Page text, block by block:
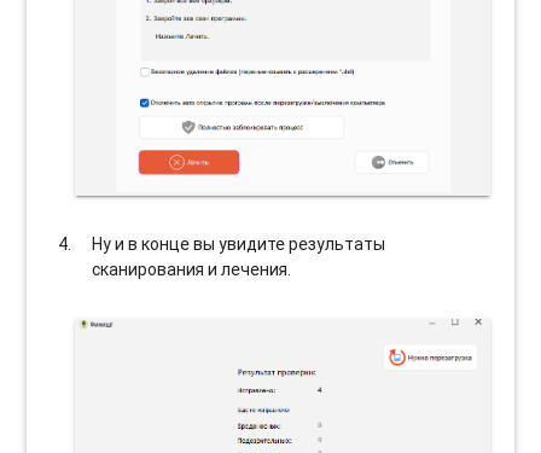
Ну и в конце вы увидите результаты
сканирования и лечения.